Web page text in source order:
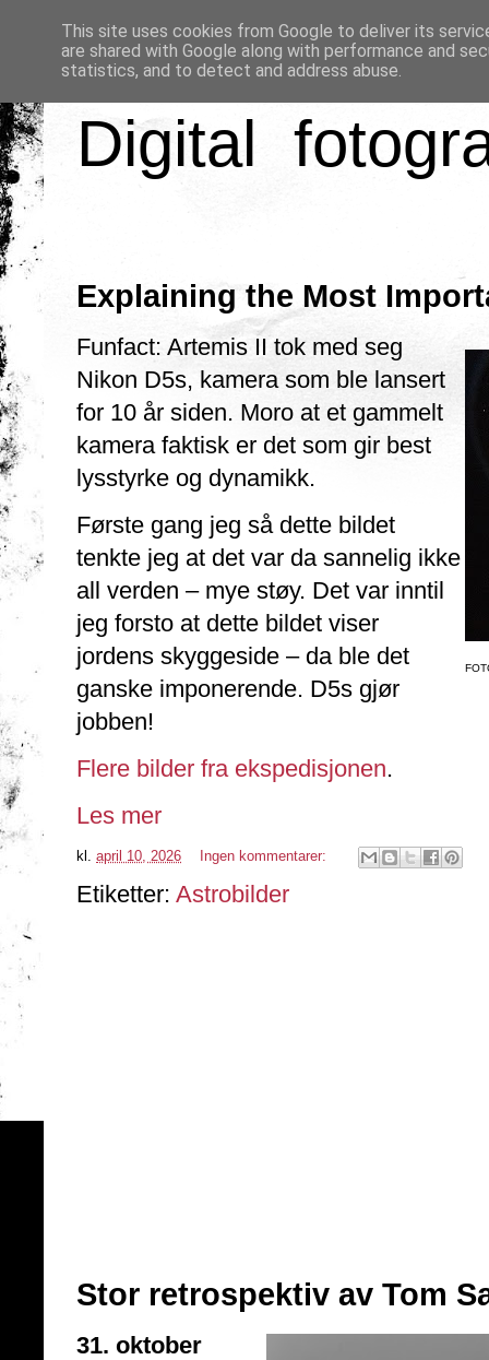
Digital
Explaining the Most
Funfact: Artemis II tok med seg
Nikon D5s, kamera som ble lansert
for 10 år siden. Moro at et gammelt
kamera faktisk er det som gir best
lysstyrke og dynamikk.
Første gang jeg så dette bildet
tenkte jeg at det var da sannelig ikke
all verden – mye støy. Det var inntil
jeg forsto at dette bildet viser
jordens skyggeside – da ble det
ganske imponerende. D5s gjør
jobben!
Flere bilder fra ekspedisjonen.
Les mer
kl. april 10, 2026 Ingen kommentarer:
Etiketter: Astrobilder
Stor retrospektiv av Tom
31. oktober
This site uses cookies from Google to deliver its
are shared with Google along with performance and
statistics, and to detect and address abuse.